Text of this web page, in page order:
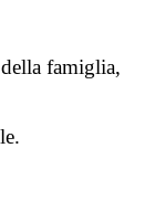
famiglia,